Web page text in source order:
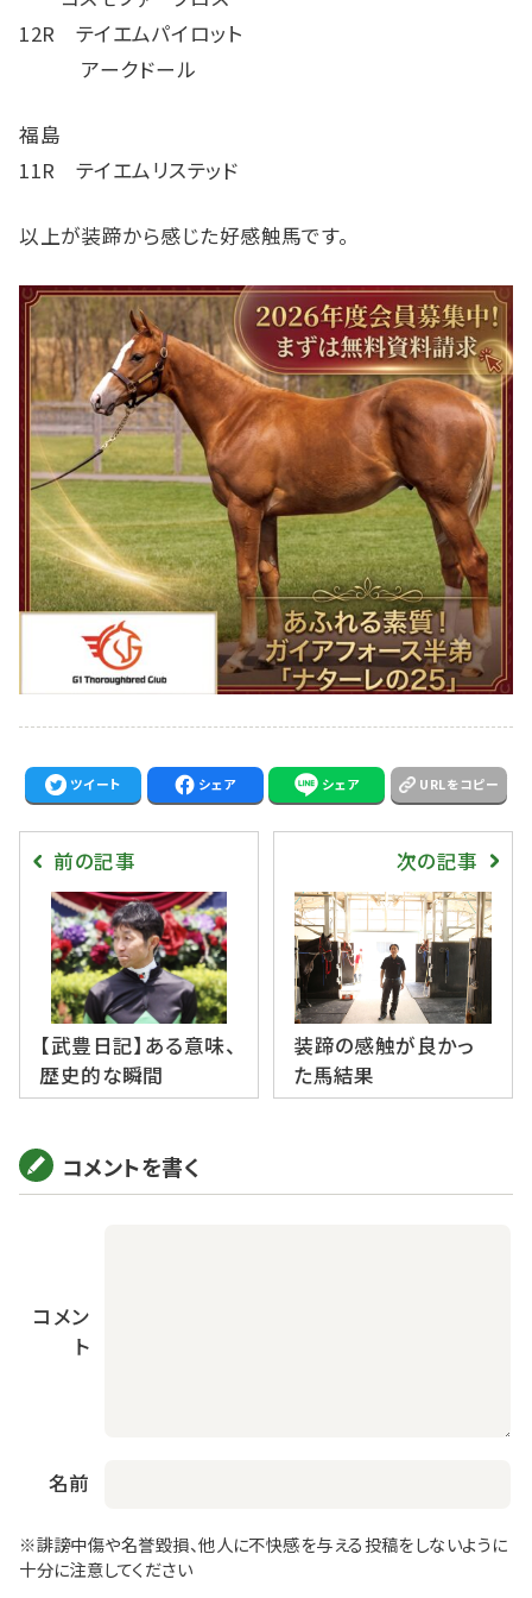
12R テイエムパイロット
アークドール
福島
11R テイエムリステッド
以上が装蹄から感じた好感触馬です。
ツイート シェア シェア URLをコピー
前の記事
【武豊日記】ある意味、
歴史的な瞬間
次の記事
装蹄の感触が良かっ
た馬結果
コメントを書く
コメン
ト
名前
※誹謗中傷や名誉毀損、他人に不快感を与える投稿をしないように
十分に注意してください